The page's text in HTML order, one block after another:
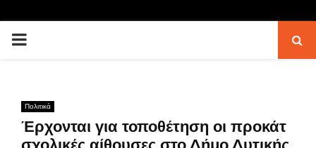
PRIMARY
Πολιτικά
Έρχονται για τοποθέτηση οι προκάτ